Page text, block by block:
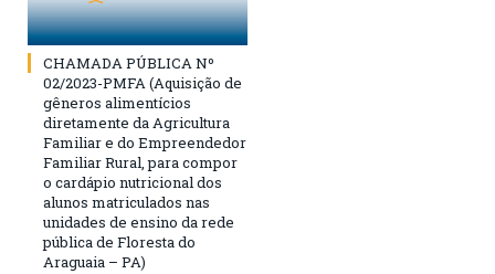
CHAMADA PÚBLICA Nº
02/2023-PMFA (Aquisição de
gêneros alimentícios
diretamente da Agricultura
Familiar e do Empreendedor
Familiar Rural, para compor
o cardápio nutricional dos
alunos matriculados nas
unidades de ensino da rede
pública de Floresta do
Araguaia – PA)